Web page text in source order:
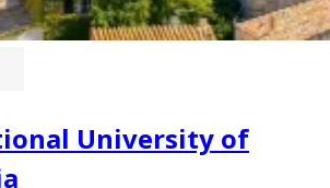
University of